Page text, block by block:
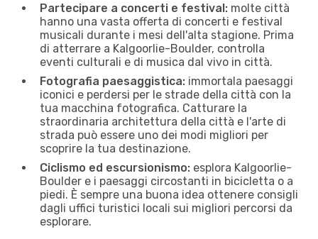
Partecipare a concerti e festival: molte città
hanno una vasta offerta di concerti e festival
musicali durante i mesi dell'alta stagione. Prima
di atterrare a Kalgoorlie-Boulder, controlla
eventi culturali e di musica dal vivo in città.
Fotografia paesaggistica: immortala paesaggi
iconici e perdersi per le strade della città con la
tua macchina fotografica. Catturare la
straordinaria architettura della città e l'arte di
strada può essere uno dei modi migliori per
scoprire la tua destinazione.
Ciclismo ed escursionismo: esplora Kalgoorlie-
Boulder e i paesaggi circostanti in bicicletta o a
piedi. È sempre una buona idea ottenere consigli
dagli uffici turistici locali sui migliori percorsi da
esplorare.